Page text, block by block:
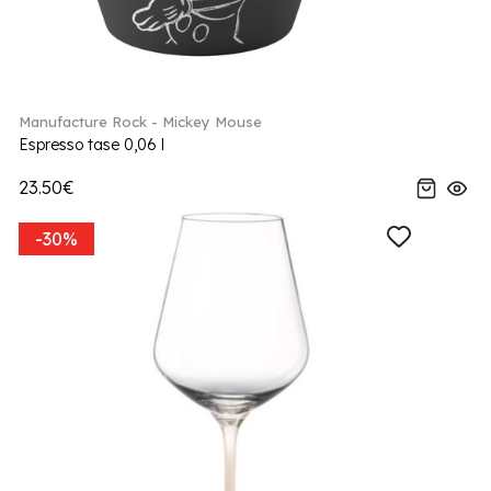
Manufacture Rock - Mickey Mouse
Espresso tase 0,06 l
23.50€
-30%